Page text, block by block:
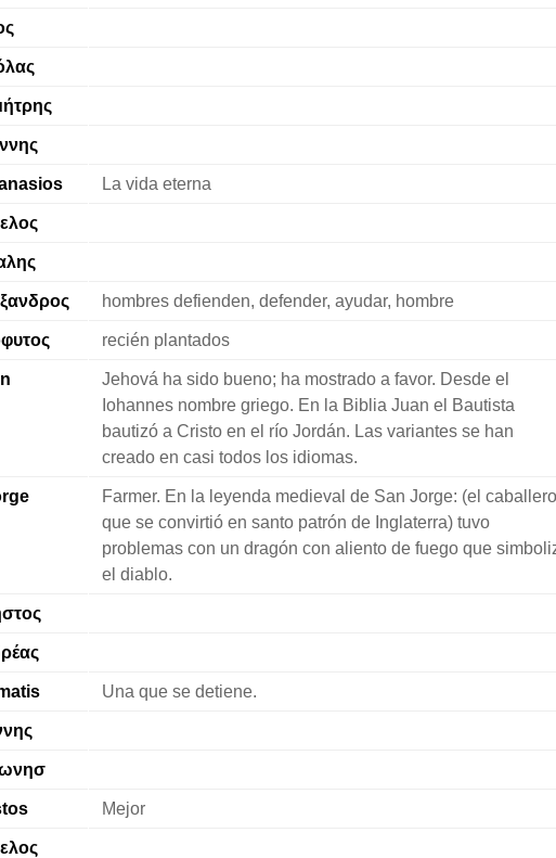
La vida eterna
hombres defienden, defender, ayudar, hombre
recién plantados
Jehová ha sido bueno; ha mostrado a favor. Desde el
Iohannes nombre griego. En la Biblia Juan el Bautista
bautizó a Cristo en el río Jordán. Las variantes se han
creado en casi todos los idiomas.
Farmer. En la leyenda medieval de San Jorge: (el caballero
que se convirtió en santo patrón de Inglaterra) tuvo
problemas con un dragón con aliento de fuego que
el diablo.
Una que se detiene.
Mejor